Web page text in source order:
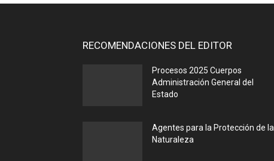
RECOMENDACIONES DEL EDITOR
Procesos 2025 Cuerpos
Administración General del
Estado
Agentes para la Protección de la
Naturaleza